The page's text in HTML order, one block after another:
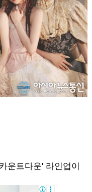
운트다운' 라인업이